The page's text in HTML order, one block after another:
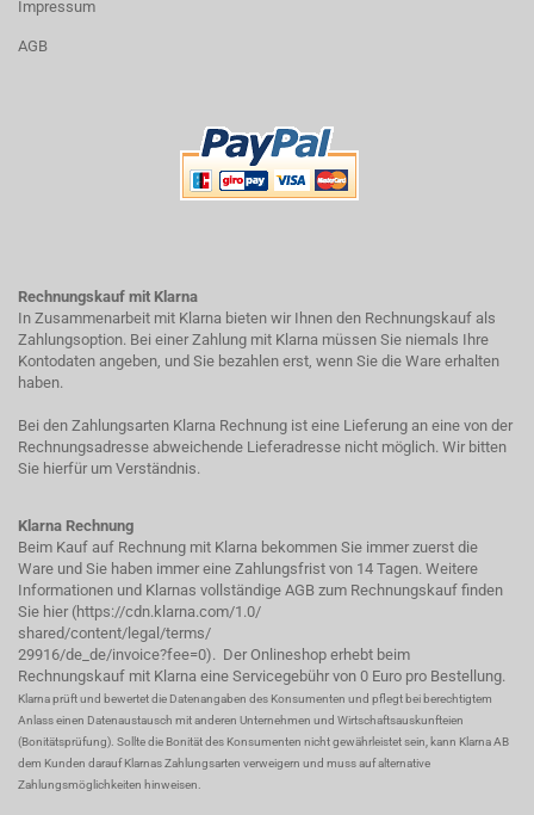
Impressum
AGB
Rechnungskauf mit Klarna
In Zusammenarbeit mit Klarna bieten wir Ihnen den Rechnungskauf als
Zahlungsoption. Bei einer Zahlung mit Klarna müssen Sie niemals Ihre
Kontodaten angeben, und Sie bezahlen erst, wenn Sie die Ware erhalten
haben.
Bei den Zahlungsarten Klarna Rechnung ist eine Lieferung an eine von der
Rechnungsadresse abweichende Lieferadresse nicht möglich. Wir bitten
Sie hierfür um Verständnis.
Klarna Rechnung
Beim Kauf auf Rechnung mit Klarna bekommen Sie immer zuerst die
Ware und Sie haben immer eine Zahlungsfrist von 14 Tagen. Weitere
Informationen und Klarnas vollständige AGB zum Rechnungskauf finden
Sie hier (https://cdn.klarna.com/1.0/
shared/content/legal/terms/
29916/de_de/invoice?fee=0). Der Onlineshop erhebt beim
Rechnungskauf mit Klarna eine Servicegebühr von 0 Euro pro Bestellung.
Klarna prüft und bewertet die Datenangaben des Konsumenten und pflegt bei berechtigtem
Anlass einen Datenaustausch mit anderen Unternehmen und Wirtschaftsauskunfteien
(Bonitätsprüfung). Sollte die Bonität des Konsumenten nicht gewährleistet sein, kann Klarna AB
dem Kunden darauf Klarnas Zahlungsarten verweigern und muss auf alternative
Zahlungsmöglichkeiten hinweisen.